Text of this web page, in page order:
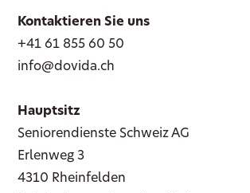
Kontaktieren Sie uns
+41 61 855 60 50
info@dovida.ch
Hauptsitz
Seniorendienste Schweiz AG
Erlenweg 3
4310 Rheinfelden